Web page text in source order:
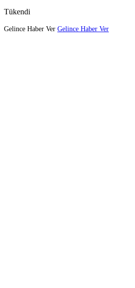
Tükendi
Gelince Haber Ver Gelince Haber Ver